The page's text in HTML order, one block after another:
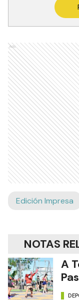
Ads
Edición Impresa
NOTAS
A